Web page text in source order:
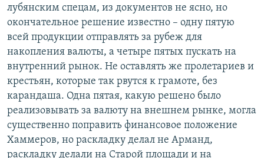
лубянским спецам, из документов не ясно, но
окончательное решение известно – одну пятую
всей продукции отправлять за рубеж для
накопления валюты, а четыре пятых пускать на
внутренний рынок. Не оставлять же пролетариев и
крестьян, которые так рвутся к грамоте, без
карандаша. Одна пятая, какую решено было
реализовывать за валюту на внешнем рынке, могла
существенно поправить финансовое положение
Хаммеров, но раскладку делал не Арманд,
раскладку делали на Старой площади и на